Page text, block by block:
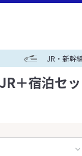
JR・新幹
＋宿泊セ